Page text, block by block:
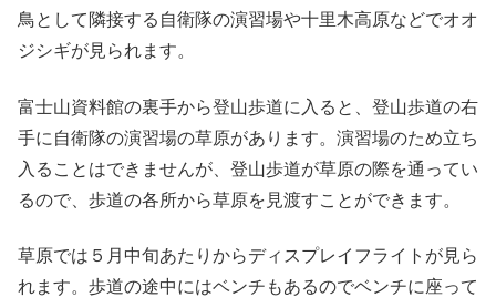
鳥として隣接する自衛隊の演習場や十里木高原などでオオ
ジシギが見られます。
富士山資料館の裏手から登山歩道に入ると、登山歩道の右
手に自衛隊の演習場の草原があります。演習場のため立ち
入ることはできませんが、登山歩道が草原の際を通ってい
るので、歩道の各所から草原を見渡すことができます。
草原では５月中旬あたりからディスプレイフライトが見ら
れます。歩道の途中にはベンチもあるのでベンチに座って